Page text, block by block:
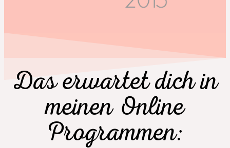
Das erwartet dich in
meinen Online
Programmen: